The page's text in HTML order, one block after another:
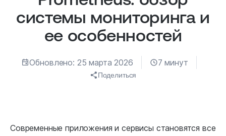
системы мониторинга и
ее особенностей
Обновлено: 25 марта 2026 7 минут
Поделиться
Современные приложения и сервисы становятся все